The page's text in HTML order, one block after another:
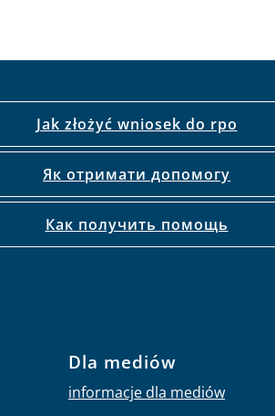
Jak złożyć wniosek do rpo
Як отримати допомогу
Как получить помощь
Dla mediów
informacje dla mediów